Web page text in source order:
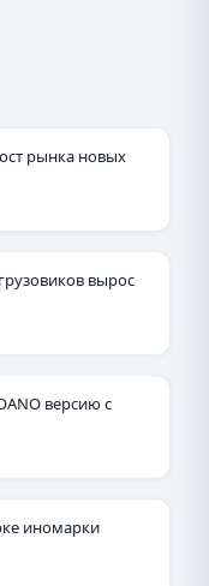
рынка новых
вырос
версию с
иномарки